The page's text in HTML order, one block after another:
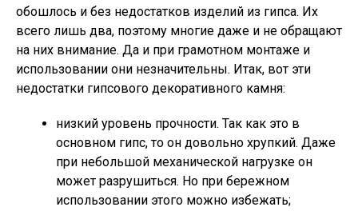
обошлось и без недостатков изделий из гипса. Их
всего лишь два, поэтому многие даже и не обращают
на них внимание. Да и при грамотном монтаже и
использовании они незначительны. Итак, вот эти
недостатки гипсового декоративного камня:
низкий уровень прочности. Так как это в
основном гипс, то он довольно хрупкий. Даже
при небольшой механической нагрузке он
может разрушиться. Но при бережном
использовании этого можно избежать;